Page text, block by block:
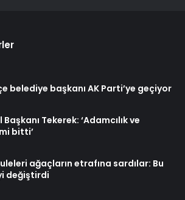
belediye başkanı AK Parti’ye geçiyor
Tekerek: ‘Adamcılık ve
bitti’
ağaçların etrafına sardılar: Bu
değiştirdi